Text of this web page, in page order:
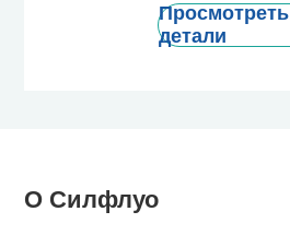
Просмотреть
детали
О Силфлуо